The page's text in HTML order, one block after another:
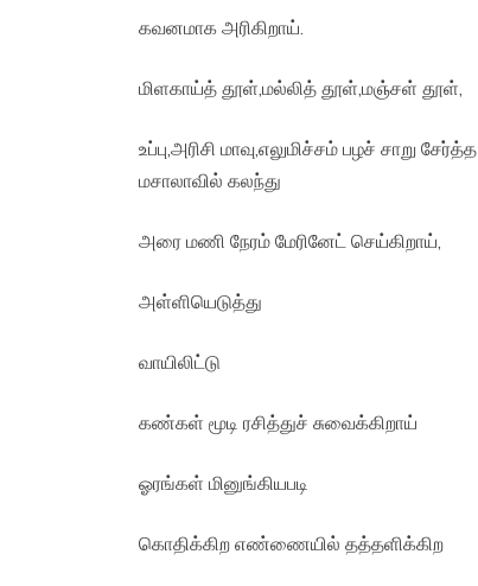
கவனமாக அரிகிறாய்.
மிளகாய்த் தூள்,மல்லித் தூள்,மஞ்சள் தூள்,
உப்பு,அரிசி மாவு,எலுமிச்சம் பழச் சாறு சேர்த்த
மசாலாவில் கலந்து
அரை மணி நேரம் மேரினேட் செய்கிறாய்,
அள்ளியெடுத்து
வாயிலிட்டு
கண்கள் மூடி ரசித்துச் சுவைக்கிறாய்
ஓரங்கள் மினுங்கியபடி
கொதிக்கிற எண்ணையில் தத்தளிக்கிற